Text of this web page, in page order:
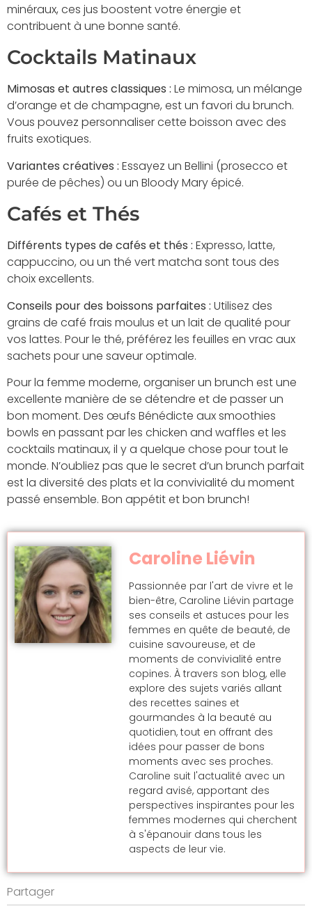
minéraux, ces jus boostent votre énergie et
contribuent à une bonne santé.
Cocktails Matinaux
Mimosas et autres classiques : Le mimosa, un mélange
d’orange et de champagne, est un favori du brunch.
Vous pouvez personnaliser cette boisson avec des
fruits exotiques.
Variantes créatives : Essayez un Bellini (prosecco et
purée de pêches) ou un Bloody Mary épicé.
Cafés et Thés
Différents types de cafés et thés : Expresso, latte,
cappuccino, ou un thé vert matcha sont tous des
choix excellents.
Conseils pour des boissons parfaites : Utilisez des
grains de café frais moulus et un lait de qualité pour
vos lattes. Pour le thé, préférez les feuilles en vrac aux
sachets pour une saveur optimale.
Pour la femme moderne, organiser un brunch est une
excellente manière de se détendre et de passer un
bon moment. Des œufs Bénédicte aux smoothies
bowls en passant par les chicken and waffles et les
cocktails matinaux, il y a quelque chose pour tout le
monde. N’oubliez pas que le secret d’un brunch parfait
est la diversité des plats et la convivialité du moment
passé ensemble. Bon appétit et bon brunch!
Caroline Liévin
Passionnée par l'art de vivre et le
bien-être, Caroline Liévin partage
ses conseils et astuces pour les
femmes en quête de beauté, de
cuisine savoureuse, et de
moments de convivialité entre
copines. À travers son blog, elle
explore des sujets variés allant
des recettes saines et
gourmandes à la beauté au
quotidien, tout en offrant des
idées pour passer de bons
moments avec ses proches.
Caroline suit l'actualité avec un
regard avisé, apportant des
perspectives inspirantes pour les
femmes modernes qui cherchent
à s'épanouir dans tous les
aspects de leur vie.
Partager